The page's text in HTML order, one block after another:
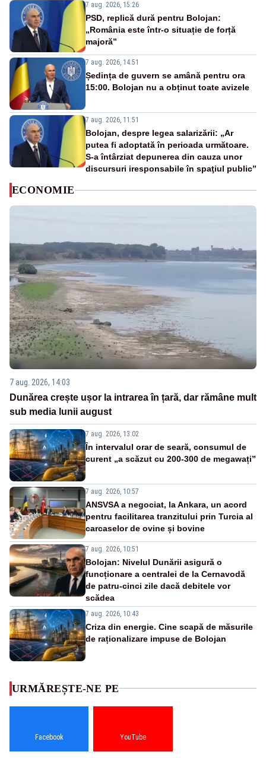
7 aug. 2026, 15:26
PSD, replică dură pentru Bolojan:
„România este într-o situație de forță
majoră”
7 aug. 2026, 14:51
Ședința de guvern se amână pentru ora
15:00. Bolojan nu a obținut toate avizele
7 aug. 2026, 11:51
Bolojan, despre legea salarizării: „Ar
putea fi adoptată în perioada următoare.
S-a întârziat depunerea din cauza unor
discursuri iresponsabile în spaţiul public”
ECONOMIE
7 aug. 2026, 14:03
Dunărea crește ușor la intrarea în țară, dar rămâne mult
sub media lunii august
7 aug. 2026, 13:02
În intervalul orar de seară, consumul de
curent „a scăzut cu 200-300 de megawați”
7 aug. 2026, 10:57
ANSVSA a negociat, la Ankara, un acord
pentru facilitarea tranzitului prin Turcia al
carcaselor de ovine și bovine
7 aug. 2026, 10:51
Bolojan: Nivelul Dunării asigură o
funcționare a centralei de la Cernavodă
de patru-cinci zile dacă debitele vor
scădea
7 aug. 2026, 10:43
Criza din energie. Cine scapă de măsurile
de raționalizare impuse de Bolojan
URMĂREȘTE-NE PE
Facebook YouTube